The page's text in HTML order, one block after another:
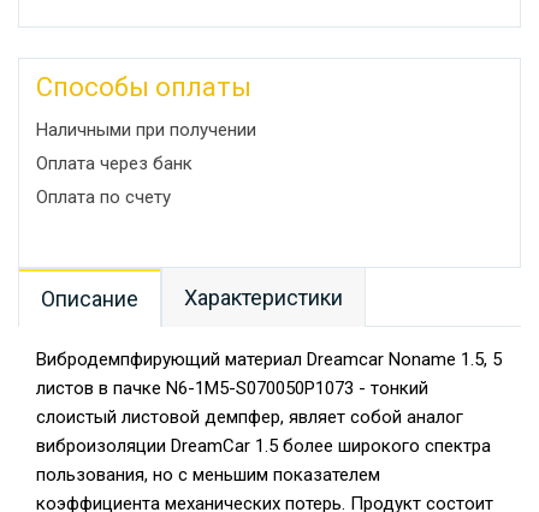
Способы оплаты
Наличными при получении
Оплата через банк
Оплата по счету
Описание Характеристики
Вибродемпфирующий материал Dreamcar Noname 1.5, 5
листов в пачке N6-1M5-S070050P1073 - тонкий
слоистый листовой демпфер, являет собой аналог
виброизоляции DreamCar 1.5 более широкого спектра
пользования, но с меньшим показателем
коэффициента механических потерь. Продукт состоит